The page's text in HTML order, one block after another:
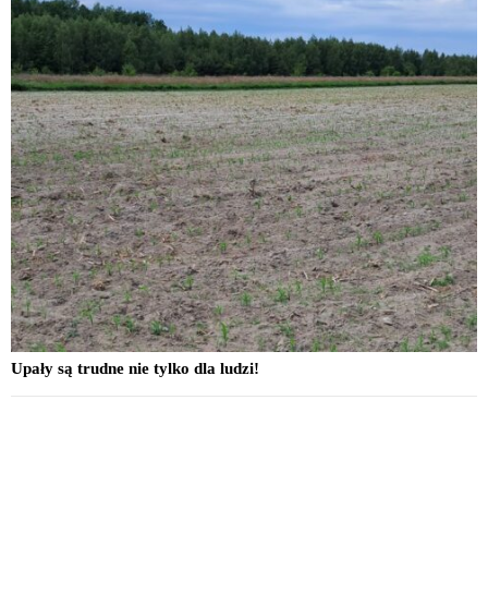
Upały są trudne nie tylko dla ludzi!